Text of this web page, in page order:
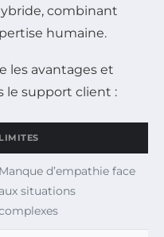
combinant
humaine.
les avantages et
le support client :
LIMITES
Manque d’empathie face
aux situations